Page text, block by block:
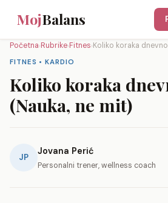
MojBalans
Početna›Rubrike›Fitnes›Koliko koraka
FITNES • KARDIO
Koliko koraka
(Nauka, ne mit)
JP
Jovana Perić
Personalni trener, wellness coach